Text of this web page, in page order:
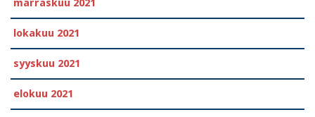
marraskuu 2021
lokakuu 2021
syyskuu 2021
elokuu 2021